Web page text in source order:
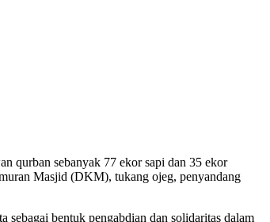
qurban sebanyak 77 ekor sapi dan 35 ekor
Masjid (DKM), tukang ojeg, penyandang
bentuk pengabdian dan solidaritas dalam